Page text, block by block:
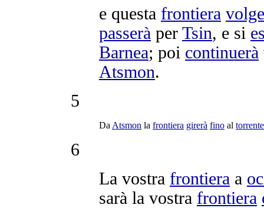
e questa frontiera
passerà per Tsin, e si
Barnea; poi continuerà
Atsmon.
5
Da Atsmon la frontiera girerà fino al torrente
6
La vostra frontiera a
sarà la vostra frontiera